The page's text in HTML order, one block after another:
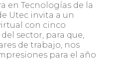
en Tecnologías de la
Utec invita a un
con cinco
sector, para que,
de trabajo, nos
para el año